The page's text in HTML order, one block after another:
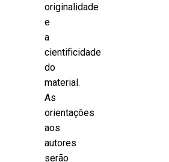
originalidade
e
a
cientificidade
do
material.
As
orientações
aos
autores
serão